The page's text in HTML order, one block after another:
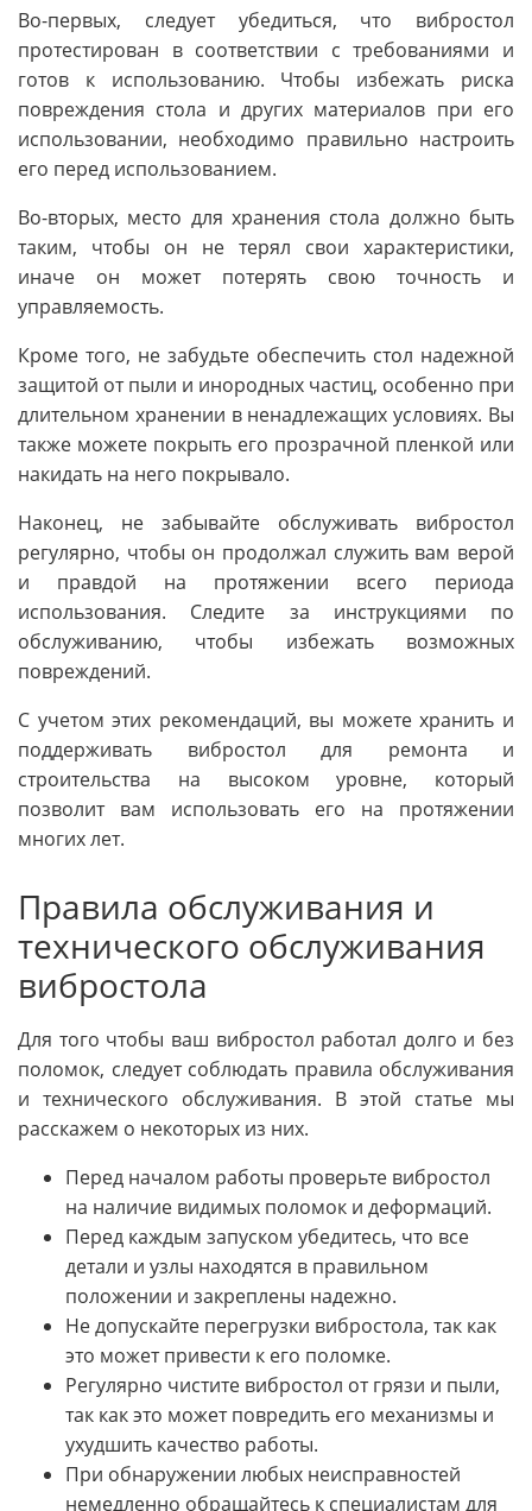
Во-первых, следует убедиться, что вибростол
протестирован в соответствии с требованиями и
готов к использованию. Чтобы избежать риска
повреждения стола и других материалов при его
использовании, необходимо правильно настроить
его перед использованием.
Во-вторых, место для хранения стола должно быть
таким, чтобы он не терял свои характеристики,
иначе он может потерять свою точность и
управляемость.
Кроме того, не забудьте обеспечить стол надежной
защитой от пыли и инородных частиц, особенно при
длительном хранении в ненадлежащих условиях. Вы
также можете покрыть его прозрачной пленкой или
накидать на него покрывало.
Наконец, не забывайте обслуживать вибростол
регулярно, чтобы он продолжал служить вам верой
и правдой на протяжении всего периода
использования. Следите за инструкциями по
обслуживанию, чтобы избежать возможных
повреждений.
С учетом этих рекомендаций, вы можете хранить и
поддерживать вибростол для ремонта и
строительства на высоком уровне, который
позволит вам использовать его на протяжении
многих лет.
Правила обслуживания и
технического обслуживания
вибростола
Для того чтобы ваш вибростол работал долго и без
поломок, следует соблюдать правила обслуживания
и технического обслуживания. В этой статье мы
расскажем о некоторых из них.
Перед началом работы проверьте вибростол
на наличие видимых поломок и деформаций.
Перед каждым запуском убедитесь, что все
детали и узлы находятся в правильном
положении и закреплены надежно.
Не допускайте перегрузки вибростола, так как
это может привести к его поломке.
Регулярно чистите вибростол от грязи и пыли,
так как это может повредить его механизмы и
ухудшить качество работы.
При обнаружении любых неисправностей
немедленно обращайтесь к специалистам для